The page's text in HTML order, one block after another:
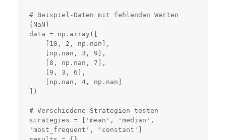
# Beispiel-Daten mit fehlenden Werten
(NaN)
data = np.array([
])
# Verschiedene Strategien testen
strategies = ['mean', 'median',
'most_frequent', 'constant']